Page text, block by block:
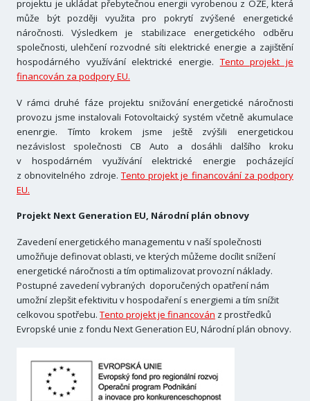
projektu je ukládat přebytečnou energii vyrobenou z OZE, která
může být později využita pro pokrytí zvýšené energetické
náročnosti. Výsledkem je stabilizace energetického odběru
společnosti, ulehčení rozvodné síti elektrické energie a zajištění
hospodárného využívání elektrické energie. Tento projekt je
financován za podpory EU.
V rámci druhé fáze projektu snižování energetické náročnosti
provozu jsme instalovali Fotovoltaický systém včetně akumulace
enenrgie. Tímto krokem jsme ještě zvýšili energetickou
nezávislost společnosti CB Auto a dosáhli dalšího kroku
v hospodárném využívání elektrické energie pocházející
z obnovitelného zdroje. Tento projekt je financování za podpory
EU.
Projekt Next Generation EU, Národní plán obnovy
Zavedení energetického managementu v naší společnosti
umožňuje definovat oblasti, ve kterých můžeme docílit snížení
energetické náročnosti a tím optimalizovat provozní náklady.
Postupné zavedení vybraných doporučených opatření nám
umožní zlepšit efektivitu v hospodaření s energiemi a tím snížit
celkovou spotřebu. Tento projekt je financován z prostředků
Evropské unie z fondu Next Generation EU, Národní plán obnovy.